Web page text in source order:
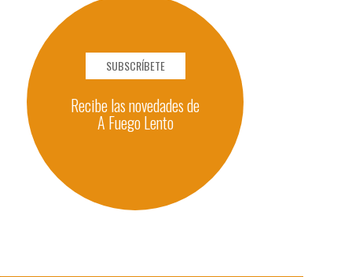
SUBSCRÍBETE
Recibe las novedades de
A Fuego Lento